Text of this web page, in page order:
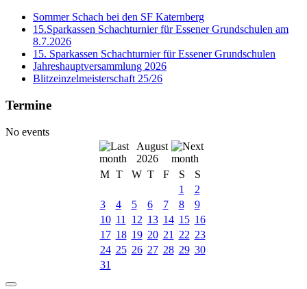
Sommer Schach bei den SF Katernberg
15.Sparkassen Schachturnier für Essener Grundschulen am
8.7.2026
15. Sparkassen Schachturnier für Essener Grundschulen
Jahreshauptversammlung 2026
Blitzeinzelmeisterschaft 25/26
Termine
No events
August
2026
M T W T F S
S
1
2
3
4 5 6 7 8
9
10 11 12 13 14 15 16
17 18 19 20 21 22 23
24 25 26 27 28 29 30
31